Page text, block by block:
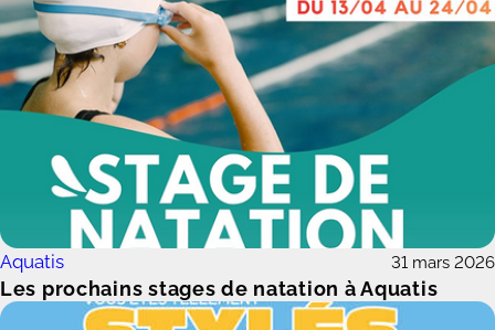
Les prochains stages de natation à Aquatis
Aquatis 31 mars 2026